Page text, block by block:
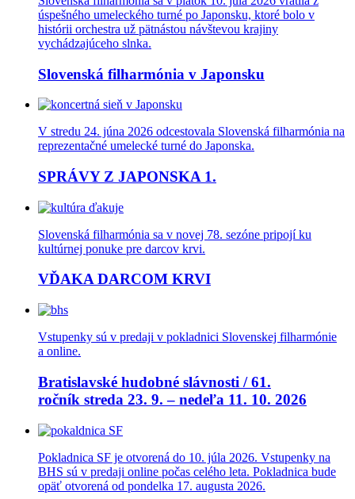
úspešného umeleckého turné po Japonsku, ktoré bolo v
histórii orchestra už pätnástou návštevou krajiny
vychádzajúceho slnka.
Slovenská filharmónia v Japonsku
V stredu 24. júna 2026 odcestovala Slovenská filharmónia na
reprezentačné umelecké turné do Japonska.
SPRÁVY Z JAPONSKA 1.
Slovenská filharmónia sa v novej 78. sezóne pripojí ku
kultúrnej ponuke pre darcov krvi.
VĎAKA DARCOM KRVI
Vstupenky sú v predaji v pokladnici Slovenskej filharmónie
a online.
Bratislavské hudobné slávnosti / 61.
ročník streda 23. 9. – nedeľa 11. 10. 2026
Pokladnica SF je otvorená do 10. júla 2026. Vstupenky na
BHS sú v predaji online počas celého leta. Pokladnica bude
opäť otvorená od pondelka 17. augusta 2026.